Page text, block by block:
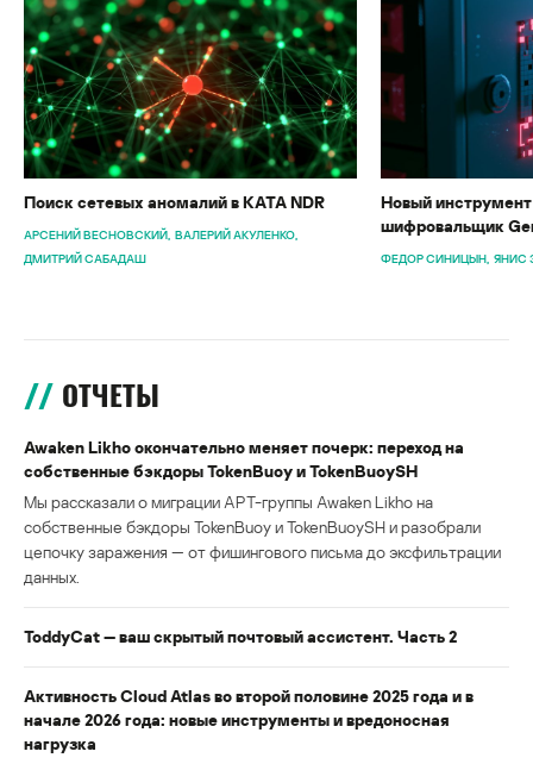
Поиск сетевых аномалий в KATA NDR
АРСЕНИЙ ВЕСНОВСКИЙ ВАЛЕРИЙ АКУЛЕНКО
ДМИТРИЙ САБАДАШ
Новый
шифровальщик
ФЕДОР СИНИЦЫН ЯНИС
ОТЧЕТЫ
Awaken Likho окончательно меняет почерк: переход на
собственные бэкдоры TokenBuoy и TokenBuoySH
Мы рассказали о миграции APT-группы Awaken Likho на
собственные бэкдоры TokenBuoy и TokenBuoySH и разобрали
цепочку заражения — от фишингового письма до эксфильтрации
данных.
ToddyCat — ваш скрытый почтовый ассистент. Часть 2
Активность Cloud Atlas во второй половине 2025 года и в
начале 2026 года: новые инструменты и вредоносная
нагрузка